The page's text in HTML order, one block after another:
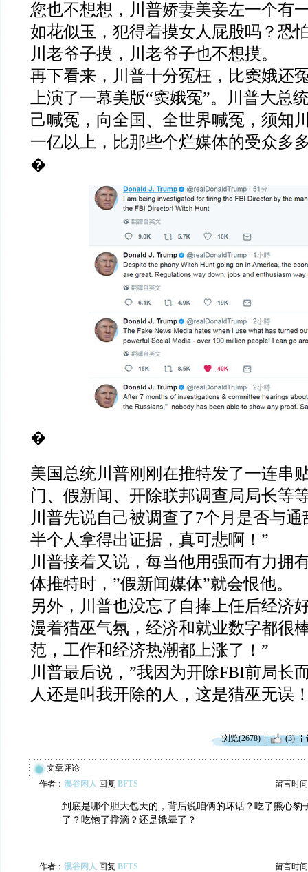
您也不想想，川普娇妻美妾左一个有
如花似玉，犯得着摸女人屁股吗？恐
川老爷子摸，川老爷子也不想摸。
再下看来，川普十分冤枉，比窦娥还
上演了一幕美版“窦娥冤”。川普大总
己喊冤，向全国、全世界喊冤，须知
一亿以上，比那些个烂媒体的受众多
�
�
美国总统川普刚刚在推特发了一连串
门、假新闻、开除联邦调查局局长等
川普先说自己被调查了7个月是否与通
半个人拿得出证据，真可悲啊！”
川普接着又说，每当他用强而有力拥
体推特时，”假新闻媒体”就会恨他。
另外，川普也没忘了自捧上任后经济
漫着猎巫气氛，经济和就业数字都很
范，工作和经济热潮都上涨了！”
川普最后说，”我因为开除FBI前局长
人还是叫我开除的人，这是猎巫无误
浏览(2678) (3)
文章评论
作者： 溪谷闲人 回复 BFTS 留言时
到底是哪个胆大包天的，背后说咱俩的坏话？吃了熊心豹
了？吃饱了撑滴？还是饿晕了？
作者： 溪谷闲人 回复 BFTS 留言时